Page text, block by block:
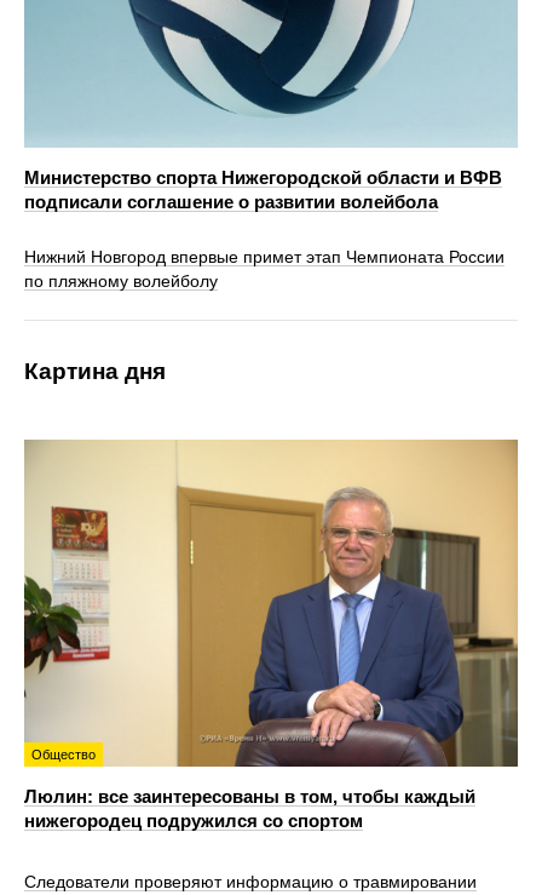
Министерство спорта Нижегородской области и ВФВ
подписали соглашение о развитии волейбола
Нижний Новгород впервые примет этап Чемпионата России
по пляжному волейболу
Картина дня
Общество
Люлин: все заинтересованы в том, чтобы каждый
нижегородец подружился со спортом
Следователи проверяют информацию о травмировании